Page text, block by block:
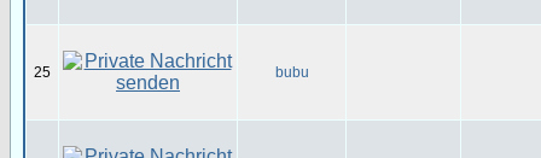
25 bubu